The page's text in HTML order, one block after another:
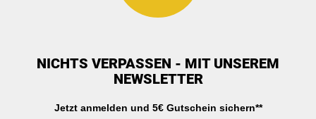
NICHTS VERPASSEN - MIT UNSEREM
NEWSLETTER
Jetzt anmelden und 5€ Gutschein sichern**